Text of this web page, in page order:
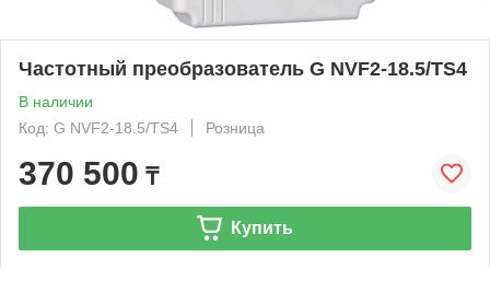
Частотный преобразователь G NVF2-18.5/TS4
В наличии
Код: G NVF2-18.5/TS4
Розница
370 500 ₸
Купить